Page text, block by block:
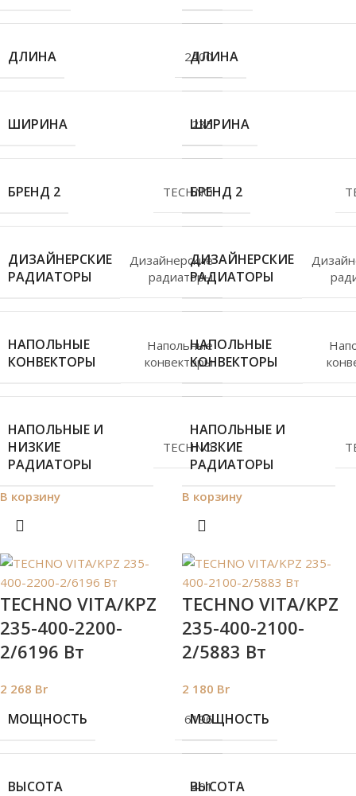
ДЛИНА 2400
ШИРИНА 235
БРЕНД 2 TECHNO
ДИЗАЙНЕРСКИЕ
РАДИАТОРЫ
Дизайнерские
радиаторы
НАПОЛЬНЫЕ
КОНВЕКТОРЫ
Напольные
конвекторы
НАПОЛЬНЫЕ И
НИЗКИЕ
РАДИАТОРЫ
TECHNO
В корзину
ДЛИНА
ШИРИНА
БРЕНД 2
ДИЗАЙНЕРСКИЕ
РАДИАТОРЫ
НАПОЛЬНЫЕ
КОНВЕКТОРЫ
НАПОЛЬНЫЕ И
НИЗКИЕ
РАДИАТОРЫ
В корзину
TECHNO VITA/KPZ
235-400-2200-
2/6196 Вт
2 268 Br
МОЩНОСТЬ 6196
ВЫСОТА 401
TECHNO VITA/KPZ
235-400-2100-
2/5883 Вт
2 180 Br
МОЩНОСТЬ
ВЫСОТА